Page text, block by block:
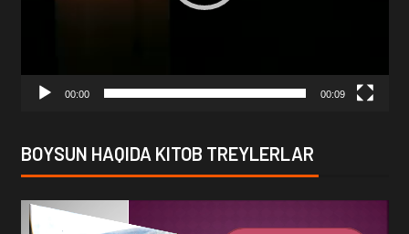
00:00 00:09
BOYSUN HAQIDA KITOB TREYLERLAR
Video